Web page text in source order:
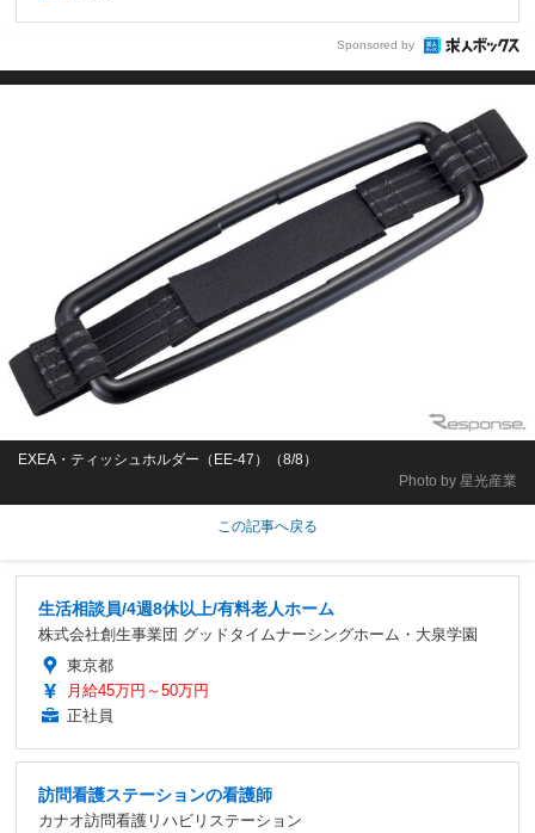
Sponsored by
Photo by 星光産業
EXEA・ティッシュホルダー（EE-47）（8/8）
この記事へ戻る
生活相談員/4週8休以上/有料老人ホーム
株式会社創生事業団 グッドタイムナーシングホーム・大泉学園
東京都
月給45万円～50万円
正社員
訪問看護ステーションの看護師
カナオ訪問看護リハビリステーション